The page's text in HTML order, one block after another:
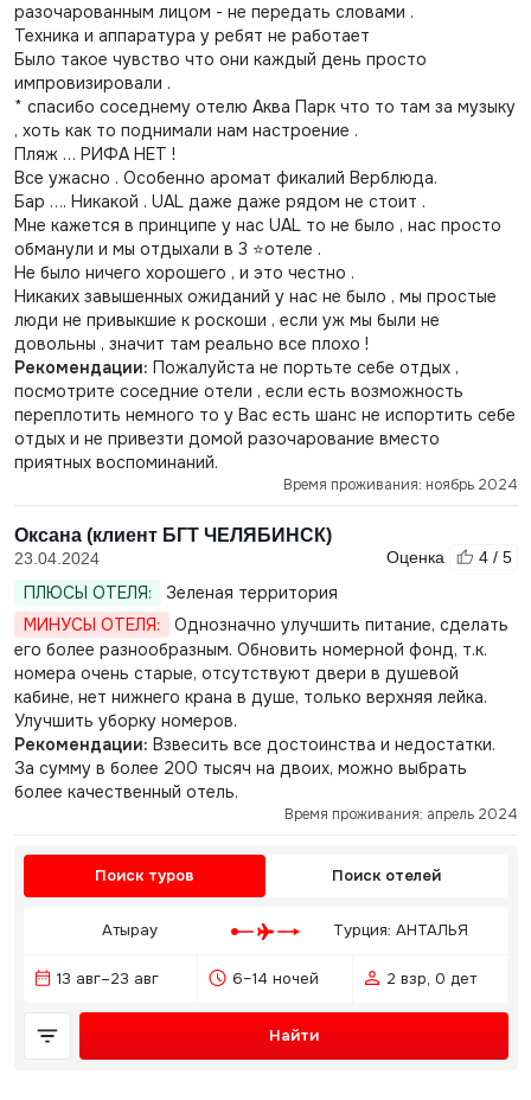
разочарованным лицом - не передать словами .
Техника и аппаратура у ребят не работает
Было такое чувство что они каждый день просто
импровизировали .
* спасибо соседнему отелю Аква Парк что то там за музыку
, хоть как то поднимали нам настроение .
Пляж … РИФА НЕТ !
Все ужасно . Особенно аромат фикалий Верблюда.
Бар …. Никакой . UAL даже даже рядом не стоит .
Мне кажется в принципе у нас UAL то не было , нас просто
обманули и мы отдыхали в 3 ⭐️отеле .
Не было ничего хорошего , и это честно .
Никаких завышенных ожиданий у нас не было , мы простые
люди не привыкшие к роскоши , если уж мы были не
довольны , значит там реально все плохо !
Рекомендации: Пожалуйста не портьте себе отдых ,
посмотрите соседние отели , если есть возможность
переплотить немного то у Вас есть шанс не испортить себе
отдых и не привезти домой разочарование вместо
приятных воспоминаний.
Время проживания: ноябрь 2024
Оксана (клиент БГТ ЧЕЛЯБИНСК)
23.04.2024 Оценка 4 / 5
ПЛЮСЫ ОТЕЛЯ:
Зеленая территория
МИНУСЫ ОТЕЛЯ:
Однозначно улучшить питание, сделать
его более разнообразным. Обновить номерной фонд, т.к.
номера очень старые, отсутствуют двери в душевой
кабине, нет нижнего крана в душе, только верхняя лейка.
Улучшить уборку номеров.
Рекомендации: Взвесить все достоинства и недостатки.
За сумму в более 200 тысяч на двоих, можно выбрать
более качественный отель.
Время проживания: апрель 2024
Поиск туров Поиск отелей
Атырау Турция: АНТАЛЬЯ
13 авг–23 авг 6–14 ночей 2 взр, 0 дет
Найти